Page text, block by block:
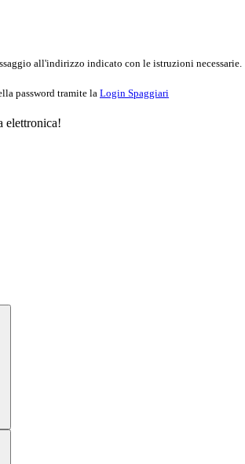
all'indirizzo indicato con le istruzioni necessarie.
password tramite la Login Spaggiari
elettronica!